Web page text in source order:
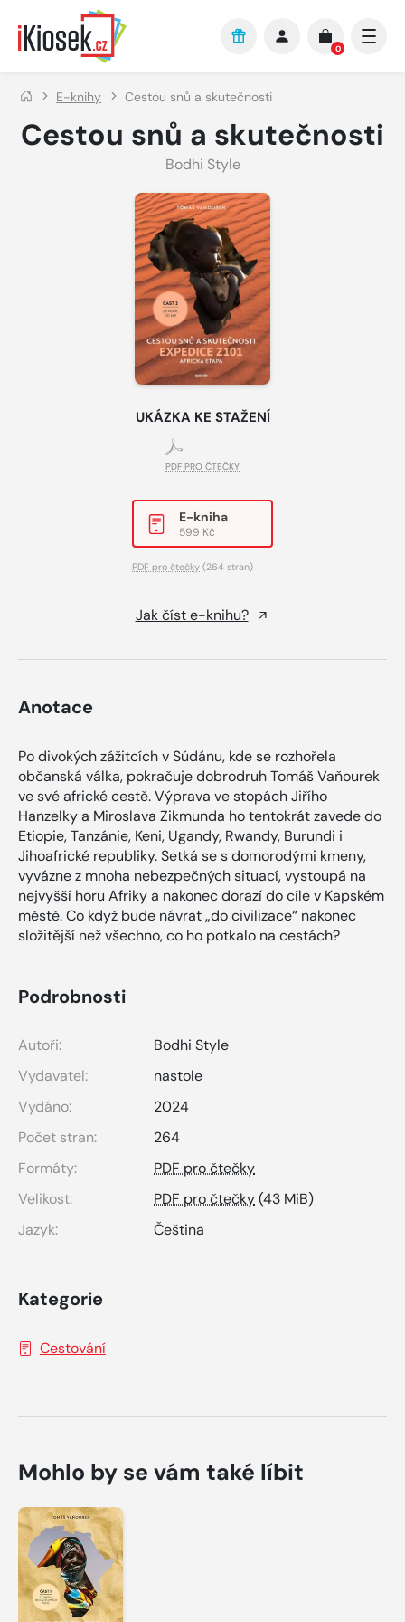
Přejít na hlavní obsah
0
E-knihy Cestou snů a skutečnosti
Cestou snů a skutečnosti
Bodhi Style
UKÁZKA KE STAŽENÍ
PDF PRO ČTEČKY
E-kniha
599 Kč
PDF pro čtečky (264 stran)
Jak číst e-knihu?
Anotace
Po divokých zážitcích v Súdánu, kde se rozhořela
občanská válka, pokračuje dobrodruh Tomáš Vaňourek
ve své africké cestě. Výprava ve stopách Jiřího
Hanzelky a Miroslava Zikmunda ho tentokrát zavede do
Etiopie, Tanzánie, Keni, Ugandy, Rwandy, Burundi i
Jihoafrické republiky. Setká se s domorodými kmeny,
vyvázne z mnoha nebezpečných situací, vystoupá na
nejvyšší horu Afriky a nakonec dorazí do cíle v Kapském
městě. Co když bude návrat „do civilizace“ nakonec
složitější než všechno, co ho potkalo na cestách?
Podrobnosti
Autoři:
Bodhi Style
Vydavatel:
nastole
Vydáno:
2024
Počet stran:
264
Formáty:
PDF pro čtečky
Velikost:
PDF pro čtečky(43 MiB)
Jazyk:
Čeština
Kategorie
Cestování
Mohlo by se vám také líbit